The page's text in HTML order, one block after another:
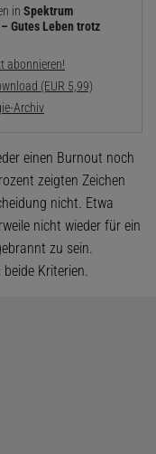
in Spektrum
Gutes Leben trotz
abonnieren!
(EUR 5,99)
Archiv
einen Burnout noch
zeigten Zeichen
nicht. Etwa
nicht wieder für ein
zu sein.
Kriterien.